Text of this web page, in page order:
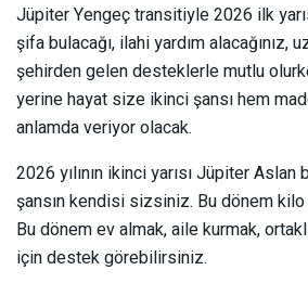
Jüpiter Yengeç transitiyle 2026 ilk
şifa bulacağı, ilahi yardım alacağınız,
şehirden gelen desteklerle mutlu
yerine hayat size ikinci şansı hem
anlamda veriyor olacak.
2026 yılının ikinci yarısı Jüpiter
şansın kendisi sizsiniz. Bu dönem kilo
Bu dönem ev almak, aile kurmak,
için destek görebilirsiniz.